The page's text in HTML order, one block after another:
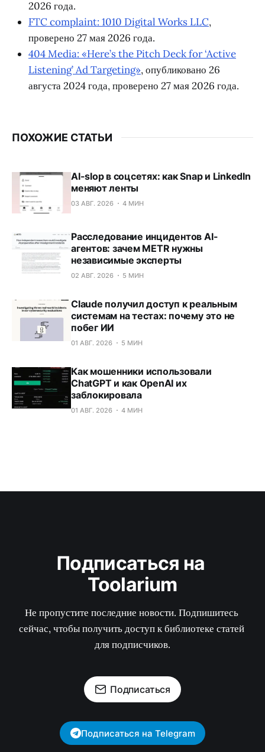
2026 года.
FTC complaint: 1010 Digital Works LLC,
проверено 27 мая 2026 года.
404 Media: «Here’s the Pitch Deck for ‘Active
Listening’ Ad Targeting», опубликовано 26
августа 2024 года, проверено 27 мая 2026 года.
ПОХОЖИЕ СТАТЬИ
AI-slop в соцсетях: как Snap и LinkedIn
меняют ленты
03 АВГ. 2026 4 МИН
Расследование инцидентов AI-
агентов: зачем METR нужны
независимые эксперты
02 АВГ. 2026 5 МИН
Claude получил доступ к реальным
системам на тестах: почему это не
побег ИИ
01 АВГ. 2026 5 МИН
Как мошенники использовали
ChatGPT и как OpenAI их
заблокировала
01 АВГ. 2026 4 МИН
Подписаться на
Toolarium
Не пропустите последние новости. Подпишитесь
сейчас, чтобы получить доступ к библиотеке статей
для подписчиков.
Подписаться
Подписаться на Telegram